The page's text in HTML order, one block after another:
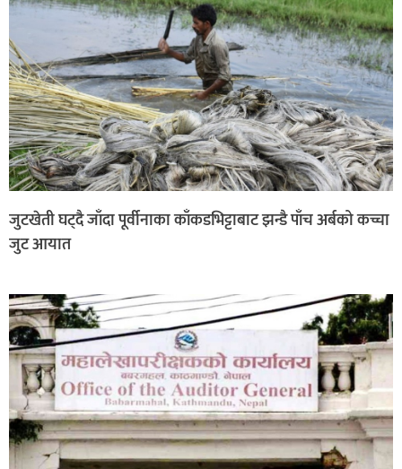
जुटखेती घट्दै जाँदा पूर्वीनाका काँकडभिट्टाबाट झन्डै पाँच अर्बको कच्चा
जुट आयात